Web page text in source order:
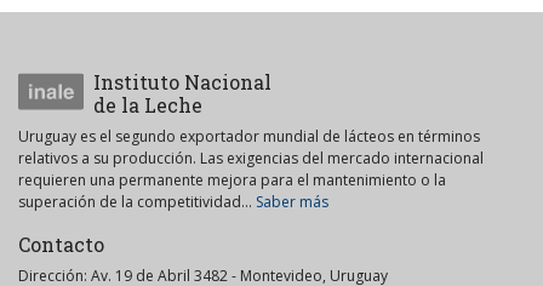
Instituto Nacional
de la Leche
Uruguay es el segundo exportador mundial de lácteos en términos
relativos a su producción. Las exigencias del mercado internacional
requieren una permanente mejora para el mantenimiento o la
superación de la competitividad... Saber más
Contacto
Dirección: Av. 19 de Abril 3482 - Montevideo, Uruguay